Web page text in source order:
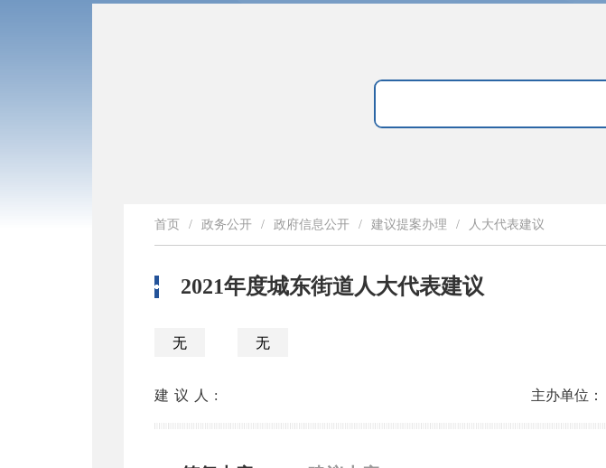
首页 / 政务公开 / 政府信息公开 / 建议提案办理 / 人大代表建议
2021年度城东街道人大代表建议
无 无
建议人: 主办单位：